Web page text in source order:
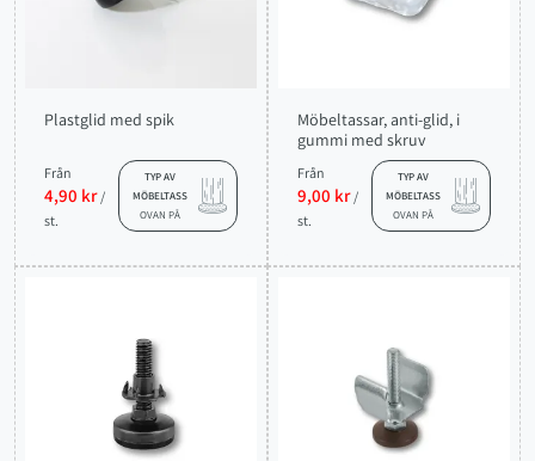
Plastglid med spik
Från
4,90 kr /
st.
TYP AV
MÖBELTASS
OVAN PÅ
Möbeltassar, anti-glid, i
gummi med skruv
Från
9,00 kr /
st.
TYP AV
MÖBELTASS
OVAN PÅ